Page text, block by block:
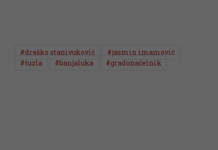
#draško stanivuković
#jasmin imamović
#tuzla
#banjaluka #gradonačelnik